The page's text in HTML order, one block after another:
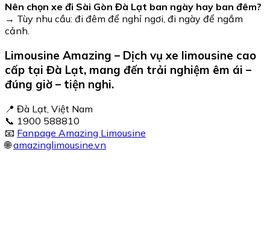
Nên chọn xe đi Sài Gòn Đà Lạt ban ngày hay ban đêm?
→ Tùy nhu cầu: đi đêm để nghỉ ngơi, đi ngày để ngắm
cảnh.
Limousine Amazing – Dịch vụ xe limousine cao
cấp tại Đà Lạt, mang đến trải nghiệm êm ái –
đúng giờ – tiện nghi.
📍 Đà Lạt, Việt Nam
📞 1900 588810
📧 Fanpage Amazing Limousine
🌐amazinglimousine.vn